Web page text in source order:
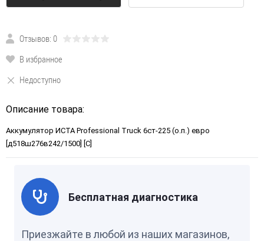
Отзывов: 0
В избранное
Недоступно
Описание товара:
Аккумулятор ИСТА Professional Truck 6ст-225 (о.п.) евро
[д518ш276в242/1500] [C]
Бесплатная диагностика
Приезжайте в любой из наших магазинов,